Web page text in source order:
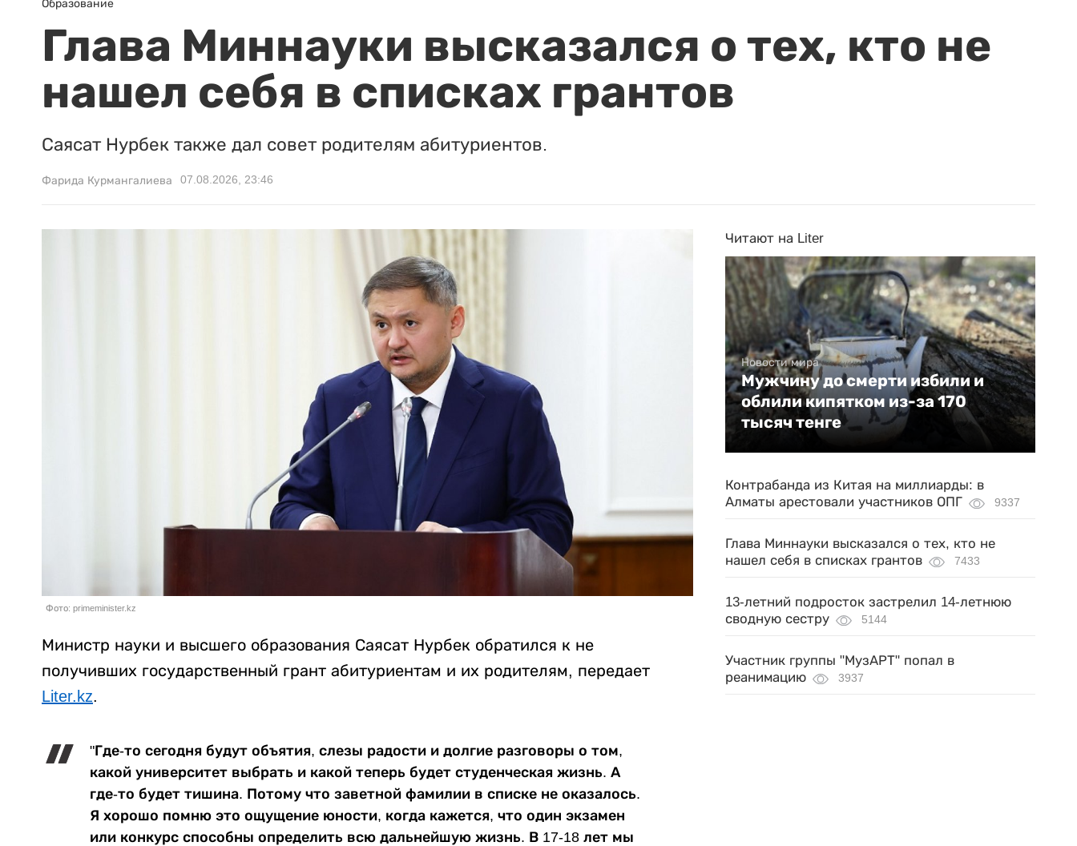
Образование
Глава Миннауки высказался о тех, кто не
нашел себя в списках грантов
Саясат Нурбек также дал совет родителям абитуриентов.
Фарида Курмангалиева 07.08.2026, 23:46
Фото: primeminister.kz
Министр науки и высшего образования Саясат Нурбек обратился к не
получивших государственный грант абитуриентам и их родителям, передает
Liter.kz.
"Где-то сегодня будут объятия, слезы радости и долгие разговоры о том,
какой университет выбрать и какой теперь будет студенческая жизнь. А
где-то будет тишина. Потому что заветной фамилии в списке не оказалось.
Я хорошо помню это ощущение юности, когда кажется, что один экзамен
или конкурс способны определить всю дальнейшую жизнь. В 17-18 лет мы
Читают на Liter
Новости мира
Мужчину до смерти избили и
облили кипятком из-за 170
тысяч тенге
Контрабанда из Китая на миллиарды: в
Алматы арестовали участников ОПГ
9337
Глава Миннауки высказался о тех, кто не
нашел себя в списках грантов
7433
13-летний подросток застрелил 14-летнюю
сводную сестру
5144
Участник группы "МузАРТ" попал в
реанимацию
3937